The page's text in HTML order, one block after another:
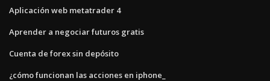
Aplicación web metatrader 4
Aprender a negociar futuros gratis
Cuenta de forex sin depósito
¿cómo funcionan las acciones en iphone_